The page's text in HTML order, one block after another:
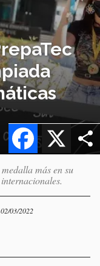
X
Facebook
más en su
03/2022